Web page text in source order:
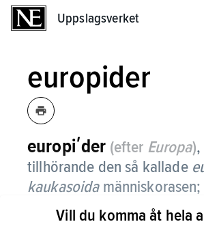
Uppslagsverket
europider
europiʹder (efter Europa),
tillhörande den så kallade
kaukasoida
såväl som hela
hos människan, har numera
Vill du komma åt hela